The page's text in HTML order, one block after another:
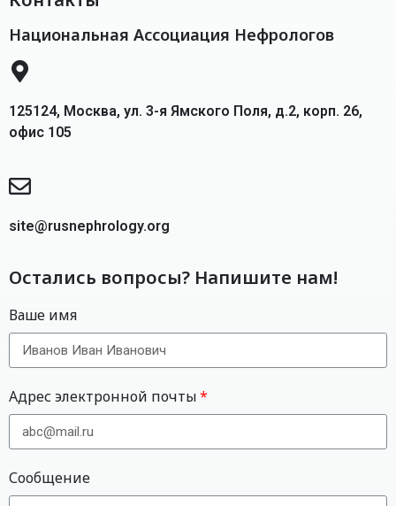
Национальная Ассоциация Нефрологов
125124, Москва, ул. 3-я Ямского Поля, д.2, корп. 26,
офис 105
site@rusnephrology.org
Остались вопросы? Напишите нам!
Ваше имя
Адрес электронной почты
Сообщение